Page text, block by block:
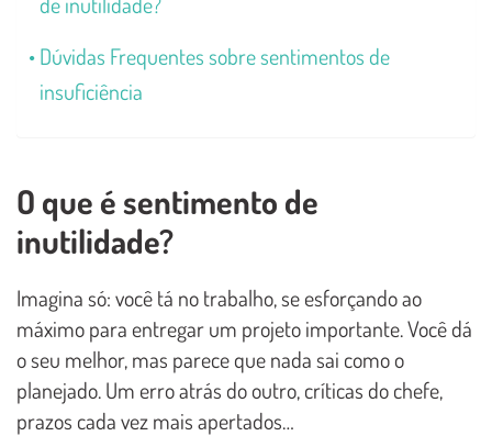
Dúvidas Frequentes sobre sentimentos de
insuficiência
O que é sentimento de
inutilidade?
Imagina só: você tá no trabalho, se esforçando ao
máximo para entregar um projeto importante. Você dá
o seu melhor, mas parece que nada sai como o
planejado. Um erro atrás do outro, críticas do chefe,
prazos cada vez mais apertados…